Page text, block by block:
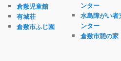
倉敷児童館
有城荘
倉敷市ふじ園
ンター
水島障がい者
ンター
倉敷市憩の家